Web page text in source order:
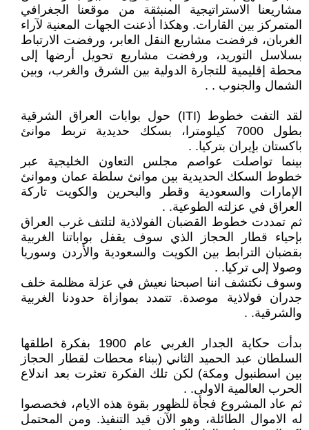
مشاريعنا الاستراتيجية المنبثقة من موقعنا الجغرافي
المتمركز بين القارات. وهكذا أذعنت الجهات المعنية لآراء
الغربان، فرفضت مشاريع النقل العابر، ورفضت الارتباط
بسلاسل التوريد، ورفضت مشاريع تحويل أرضها إلى
محطة إقليمية للتجارة الدولية بين الشرق والغرب، وبين
الشمال والجنوب . .
لقد التفت خطوط (ITI) حول بوابات العراق الشرقية
بطول 7000 كيلومترا، بسكك حديدية تربط موانئ
باكستان بإيران بتركيا. .
بينما تواصلت عواصم مجلس التعاون الخليجية عبر
خطوط السكك الحديدية بين موانئ سلطة عمان وموانئ
الإمارات والسعودية وقطر والبحرين والكويت تاركة
العراق في عزلته الطوعية. .
ثم تمددت خطوط القضبان الفولاذية لتلتف غرب العراق
بإحياء قطار الحجاز الذي سوف يقفل بواباتنا الغربية
بقضبان الترابط بين الكويت والسعودية والأردن وسوريا
وصولا إلى تركيا. .
وسوف نكتشف اننا اصبحنا نعيش في عزلة مظلمة خلف
جدران فولاذية موصدة. تتمدد بموازاة حدودنا الغربية
والشرقية. .
بدأت حكاية الجدار الغربي عام 1900 بفكرة اطلقها
السلطان عبد الحميد الثاني (ببناء محطات لقطار الحجاز
بين اسطنبول ومكة) لكن تلك الفكرة تعثرت بعد اندلاع
الحرب العالمية الاولى. .
ثم عاد المشروع فجأة للظهور بقوة هذه الايام، فخصصوا
له الاموال الطائلة، وهو الآن قيد التنفيذ. ومن المحتمل